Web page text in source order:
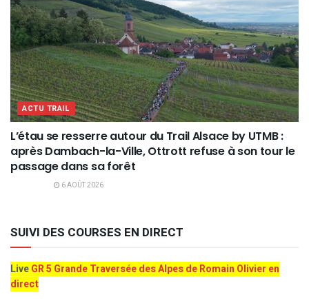
ACTU TRAIL
L’étau se resserre autour du Trail Alsace by UTMB :
après Dambach-la-Ville, Ottrott refuse à son tour le
passage dans sa forêt
6 AOÛT 2026
SUIVI DES COURSES EN DIRECT
LiveGR 5 Grande Traversée des Alpes de Romain Olivier en
direct